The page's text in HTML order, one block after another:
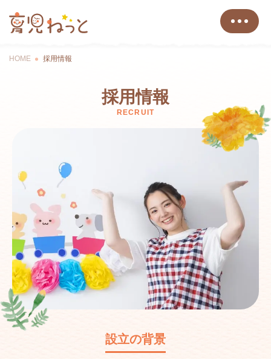
HOME 採用情報
採用情報
RECRUIT
設立の背景